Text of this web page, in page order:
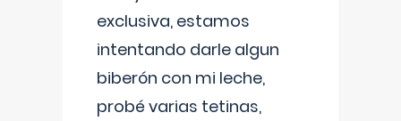
exclusiva, estamos
intentando darle algun
biberón con mi leche,
probé varias tetinas,